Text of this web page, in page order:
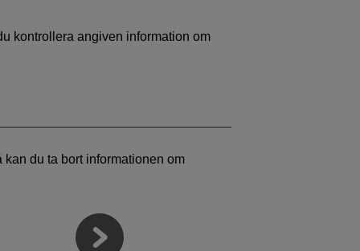
kontrollera angiven information om
kan du ta bort informationen om